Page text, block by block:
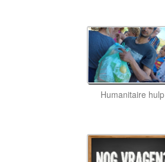
Humanitaire hulp